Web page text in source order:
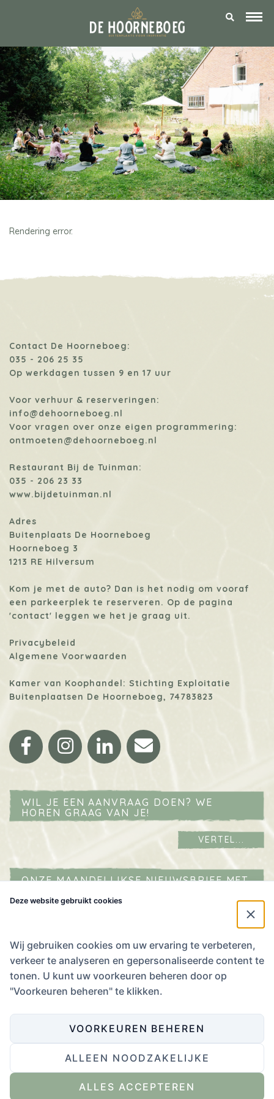
Rendering error.
Contact De Hoorneboeg:
035 - 206 25 35
Op werkdagen tussen 9 en 17 uur
Voor verhuur & reserveringen:
info@dehoorneboeg.nl
Voor vragen over onze eigen programmering:
ontmoeten@dehoorneboeg.nl
Restaurant Bij de Tuinman:
035 - 206 23 33
www.bijdetuinman.nl
Adres
Buitenplaats De Hoorneboeg
Hoorneboeg 3
1213 RE Hilversum
Kom je met de auto? Dan is het nodig om vooraf
een parkeerplek te reserveren. Op de pagina
'contact' leggen we het je graag uit.
Privacybeleid
Algemene Voorwaarden
Kamer van Koophandel: Stichting Exploitatie
Buitenplaatsen De Hoorneboeg, 74783823
Facebook
Instagram
LinkedIn
Email
WIL JE EEN AANVRAAG DOEN? WE
HOREN GRAAG VAN JE!
VERTEL...
ONZE MAANDELIJKSE NIEUWSBRIEF MET
stem
in
Ik stem in met hetPrivacybeleid.
Website ontwikkeling door Eenvoud, ontwerp door Zender
Deze website gebruikt cookies
Wij gebruiken cookies om uw ervaring te verbeteren,
verkeer te analyseren en gepersonaliseerde content te
tonen. U kunt uw voorkeuren beheren door op
"Voorkeuren beheren" te klikken.
VOORKEUREN BEHEREN
ALLEEN NOODZAKELIJKE
ALLES ACCEPTEREN